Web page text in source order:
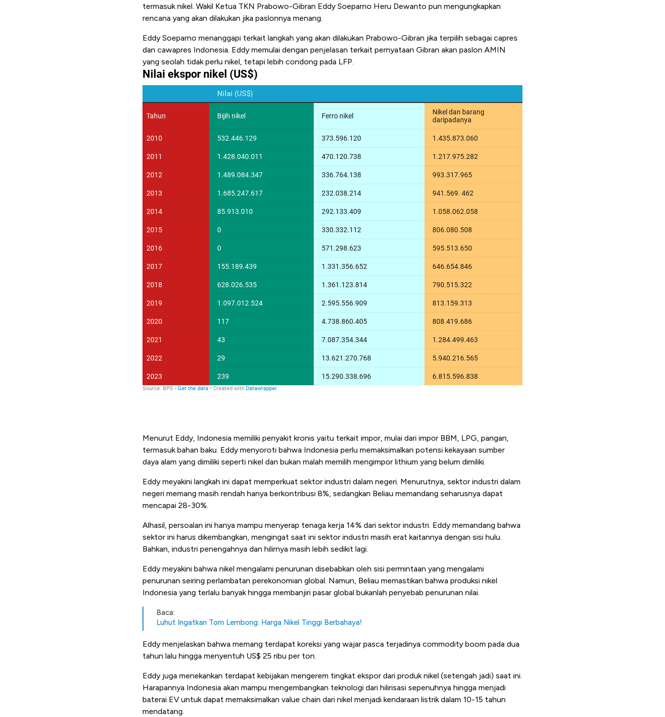
termasuk nikel. Wakil Ketua TKN Prabowo-Gibran Eddy Soeparno Heru Dewanto pun mengungkapkan
rencana yang akan dilakukan jika paslonnya menang.
Eddy Soeparno menanggapi terkait langkah yang akan dilakukan Prabowo-Gibran jika terpilih sebagai capres
dan cawapres Indonesia. Eddy memulai dengan penjelasan terkait pernyataan Gibran akan paslon AMIN
yang seolah tidak perlu nikel, tetapi lebih condong pada LFP.
Menurut Eddy, Indonesia memiliki penyakit kronis yaitu terkait impor, mulai dari impor BBM, LPG, pangan,
termasuk bahan baku. Eddy menyoroti bahwa Indonesia perlu memaksimalkan potensi kekayaan sumber
daya alam yang dimiliki seperti nikel dan bukan malah memilih mengimpor lithium yang belum dimiliki.
Eddy meyakini langkah ini dapat memperkuat sektor industri dalam negeri. Menurutnya, sektor industri dalam
negeri memang masih rendah hanya berkontribusi 8%, sedangkan Beliau memandang seharusnya dapat
mencapai 28-30%.
Alhasil, persoalan ini hanya mampu menyerap tenaga kerja 14% dari sektor industri. Eddy memandang bahwa
sektor ini harus dikembangkan, mengingat saat ini sektor industri masih erat kaitannya dengan sisi hulu.
Bahkan, industri penengahnya dan hilirnya masih lebih sedikit lagi.
Eddy meyakini bahwa nikel mengalami penurunan disebabkan oleh sisi permintaan yang mengalami
penurunan seiring perlambatan perekonomian global. Namun, Beliau memastikan bahwa produksi nikel
Indonesia yang terlalu banyak hingga membanjiri pasar global bukanlah penyebab penurunan nilai.
Baca:
Luhut Ingatkan Tom Lembong: Harga Nikel Tinggi Berbahaya!
Eddy menjelaskan bahwa memang terdapat koreksi yang wajar pasca terjadinya commodity boom pada dua
tahun lalu hingga menyentuh US$ 25 ribu per ton.
Eddy juga menekankan terdapat kebijakan mengerem tingkat ekspor dari produk nikel (setengah jadi) saat ini.
Harapannya Indonesia akan mampu mengembangkan teknologi dari hilirisasi sepenuhnya hingga menjadi
baterai EV untuk dapat memaksimalkan value chain dari nikel menjadi kendaraan listrik dalam 10-15 tahun
mendatang.